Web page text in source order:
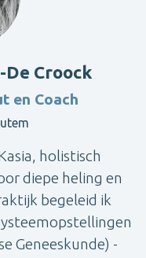
De Croock
en Coach
holistisch
diepe heling en
begeleid ik
Geneeskunde) -